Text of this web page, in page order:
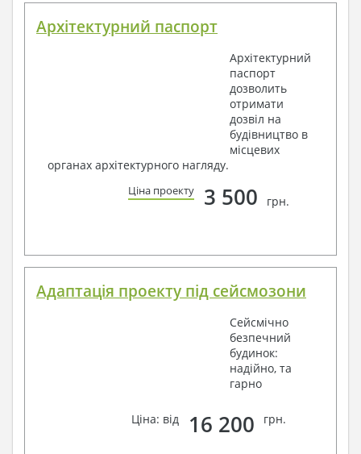
Архітектурний паспорт
Архітектурний
паспорт
дозволить
отримати
дозвіл на
будівництво в
місцевих
органах архітектурного нагляду.
Ціна проекту 3 500 грн.
Адаптація проекту під сейсмозони
Сейсмічно
безпечний
будинок:
надійно, та
гарно
Ціна: від 16 200 грн.